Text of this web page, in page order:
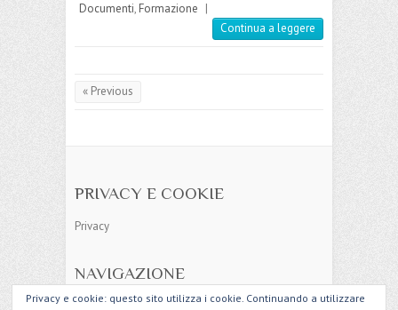
Documenti, Formazione |
Continua a leggere
« Previous
PRIVACY E COOKIE
Privacy
NAVIGAZIONE
Mappa del sito
Privacy e cookie: questo sito utilizza i cookie. Continuando a utilizzare